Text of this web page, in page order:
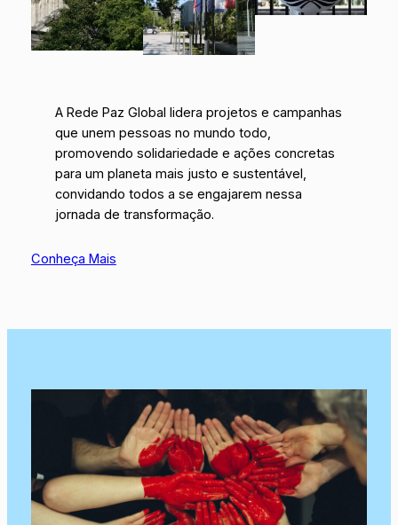
A Rede Paz Global lidera projetos e campanhas
que unem pessoas no mundo todo,
promovendo solidariedade e ações concretas
para um planeta mais justo e sustentável,
convidando todos a se engajarem nessa
jornada de transformação.
Conheça Mais